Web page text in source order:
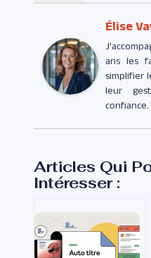
Élise
ans les
simplifier
leur
confiance.
Articles Qui
Intéresser :